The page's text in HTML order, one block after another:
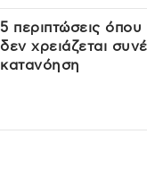
5 περιπτώσεις όπου
δεν χρειάζεται
κατανόηση